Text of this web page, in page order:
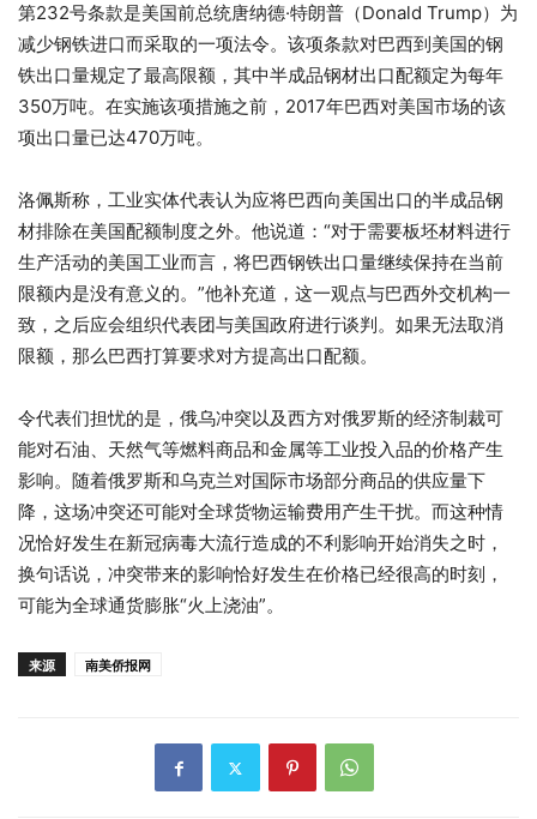
第232号条款是美国前总统唐纳德·特朗普（Donald Trump）为
减少钢铁进口而采取的一项法令。该项条款对巴西到美国的钢
铁出口量规定了最高限额，其中半成品钢材出口配额定为每年
350万吨。在实施该项措施之前，2017年巴西对美国市场的该
项出口量已达470万吨。
洛佩斯称，工业实体代表认为应将巴西向美国出口的半成品钢
材排除在美国配额制度之外。他说道：“对于需要板坯材料进行
生产活动的美国工业而言，将巴西钢铁出口量继续保持在当前
限额内是没有意义的。”他补充道，这一观点与巴西外交机构一
致，之后应会组织代表团与美国政府进行谈判。如果无法取消
限额，那么巴西打算要求对方提高出口配额。
令代表们担忧的是，俄乌冲突以及西方对俄罗斯的经济制裁可
能对石油、天然气等燃料商品和金属等工业投入品的价格产生
影响。随着俄罗斯和乌克兰对国际市场部分商品的供应量下
降，这场冲突还可能对全球货物运输费用产生干扰。而这种情
况恰好发生在新冠病毒大流行造成的不利影响开始消失之时，
换句话说，冲突带来的影响恰好发生在价格已经很高的时刻，
可能为全球通货膨胀“火上浇油”。
来源 南美侨报网